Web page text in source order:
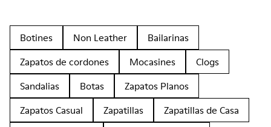
Botines Non Leather
Bailarinas
Zapatos de cordones
Mocasines
Clogs
Sandalias
Botas
Zapatos Planos
Zapatos Casual
Zapatillas
Zapatillas de Casa